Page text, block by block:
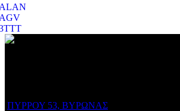
ΠΥΡΡΟΥ 53, ΒΥΡΩΝΑΣ